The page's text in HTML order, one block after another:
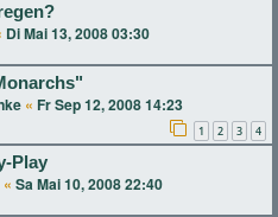
Di Mai 13, 2008 03:30
« Fr Sep 12, 2008 14:23
1 2 3 4
Play
« Sa Mai 10, 2008 22:40